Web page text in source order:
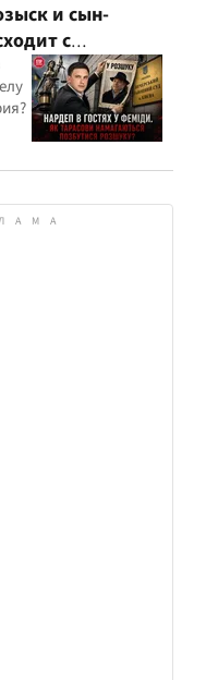
и сын-
с
с
Тарасова?